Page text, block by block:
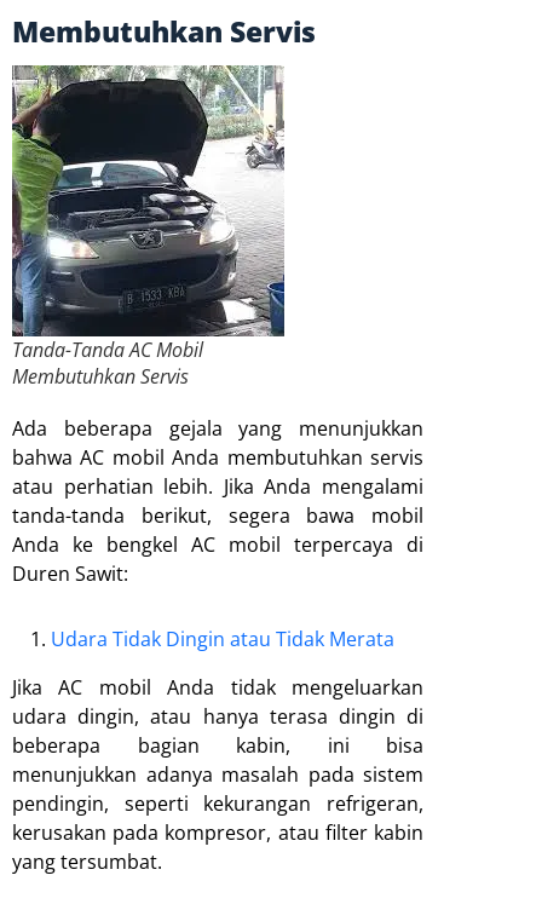
Membutuhkan Servis
Tanda-Tanda AC Mobil
Membutuhkan Servis
Ada beberapa gejala yang menunjukkan
bahwa AC mobil Anda membutuhkan servis
atau perhatian lebih. Jika Anda mengalami
tanda-tanda berikut, segera bawa mobil
Anda ke bengkel AC mobil terpercaya di
Duren Sawit:
Udara Tidak Dingin atau Tidak Merata
Jika AC mobil Anda tidak mengeluarkan
udara dingin, atau hanya terasa dingin di
beberapa bagian kabin, ini bisa
menunjukkan adanya masalah pada sistem
pendingin, seperti kekurangan refrigeran,
kerusakan pada kompresor, atau filter kabin
yang tersumbat.